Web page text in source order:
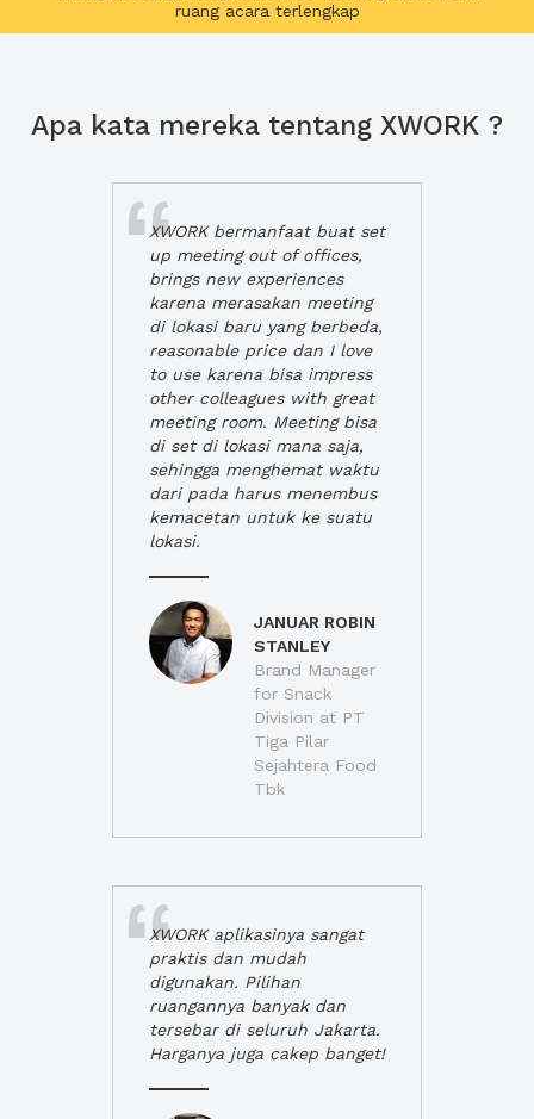
ruang acara terlengkap
Apa kata mereka tentang XWORK ?
XWORK bermanfaat buat set
up meeting out of offices,
brings new experiences
karena merasakan meeting
di lokasi baru yang berbeda,
reasonable price dan I love
to use karena bisa impress
other colleagues with great
meeting room. Meeting bisa
di set di lokasi mana saja,
sehingga menghemat waktu
dari pada harus menembus
kemacetan untuk ke suatu
lokasi.
JANUAR ROBIN
STANLEY
Brand Manager
for Snack
Division at PT
Tiga Pilar
Sejahtera Food
Tbk
XWORK aplikasinya sangat
praktis dan mudah
digunakan. Pilihan
ruangannya banyak dan
tersebar di seluruh Jakarta.
Harganya juga cakep banget!